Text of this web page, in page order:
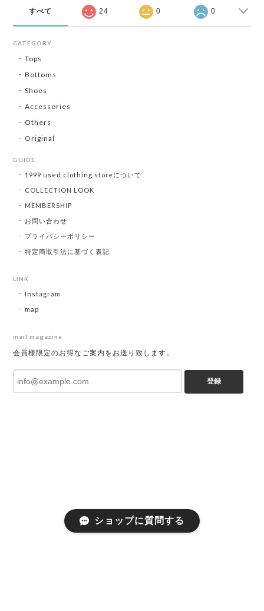
すべて 24 0 0
CATEGORY
Tops
Bottoms
Shoes
Accessories
Others
Original
GUIDE
1999 used clothing storeについて
COLLECTION LOOK
MEMBERSHIP
お問い合わせ
プライバシーポリシー
特定商取引法に基づく表記
LINK
Instagram
map
mail magazine
会員様限定のお得なご案内をお送り致します。
登録
ショップに質問する